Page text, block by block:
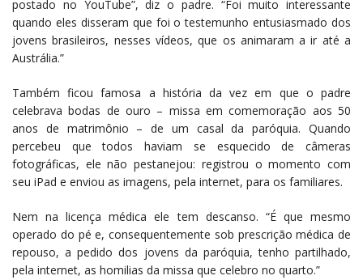
postado no YouTube”, diz o padre. “Foi muito interessante
quando eles disseram que foi o testemunho entusiasmado dos
jovens brasileiros, nesses vídeos, que os animaram a ir até a
Austrália.”
Também ficou famosa a história da vez em que o padre
celebrava bodas de ouro – missa em comemoração aos 50
anos de matrimônio – de um casal da paróquia. Quando
percebeu que todos haviam se esquecido de câmeras
fotográficas, ele não pestanejou: registrou o momento com
seu iPad e enviou as imagens, pela internet, para os familiares.
Nem na licença médica ele tem descanso. “É que mesmo
operado do pé e, consequentemente sob prescrição médica de
repouso, a pedido dos jovens da paróquia, tenho partilhado,
pela internet, as homilias da missa que celebro no quarto.”